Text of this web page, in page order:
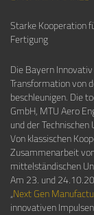
Starke Kooperation
Fertigung
Die Bayern
Transformation von
beschleunigen. Die
GmbH, MTU Aero
und der
Von klassischen
Zusammenarbeit
mittelständischen
Am 23. und
„Next Gen
innovativen